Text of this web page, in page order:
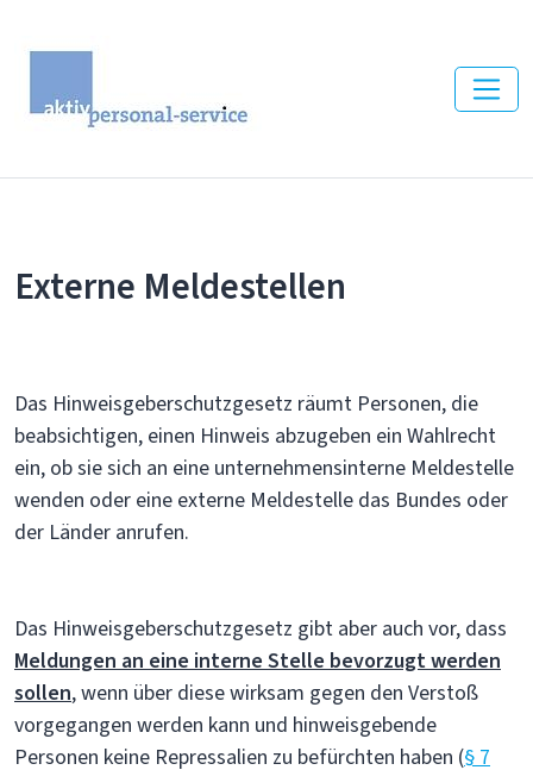
Externe Meldestellen
Das Hinweisgeberschutzgesetz räumt Personen, die
beabsichtigen, einen Hinweis abzugeben ein Wahlrecht
ein, ob sie sich an eine unternehmensinterne Meldestelle
wenden oder eine externe Meldestelle das Bundes oder
der Länder anrufen.
Das Hinweisgeberschutzgesetz gibt aber auch vor, dass
Meldungen an eine interne Stelle bevorzugt werden
sollen, wenn über diese wirksam gegen den Verstoß
vorgegangen werden kann und hinweisgebende
Personen keine Repressalien zu befürchten haben (§ 7